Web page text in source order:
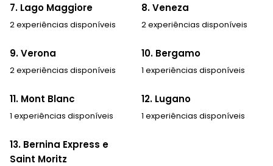
7. Lago Maggiore
2 experiências disponíveis
8. Veneza
2 experiências disponíveis
9. Verona
2 experiências disponíveis
10. Bergamo
1 experiências disponíveis
11. Mont Blanc
1 experiências disponíveis
12. Lugano
1 experiências disponíveis
13. Bernina Express e
Saint Moritz